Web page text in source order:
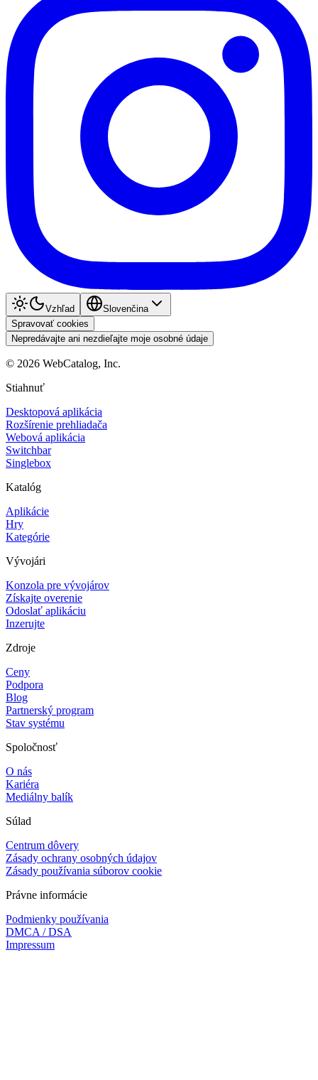
Vzhľad
Slovenčina
Spravovať cookies
Nepredávajte ani nezdieľajte moje osobné údaje
© 2026 WebCatalog, Inc.
Stiahnuť
Desktopová aplikácia
Rozšírenie prehliadača
Webová aplikácia
Switchbar
Singlebox
Katalóg
Aplikácie
Hry
Kategórie
Vývojári
Konzola pre vývojárov
Získajte overenie
Odoslať aplikáciu
Inzerujte
Zdroje
Ceny
Podpora
Blog
Partnerský program
Stav systému
Spoločnosť
O nás
Kariéra
Mediálny balík
Súlad
Centrum dôvery
Zásady ochrany osobných údajov
Zásady používania súborov cookie
Právne informácie
Podmienky používania
DMCA / DSA
Impressum